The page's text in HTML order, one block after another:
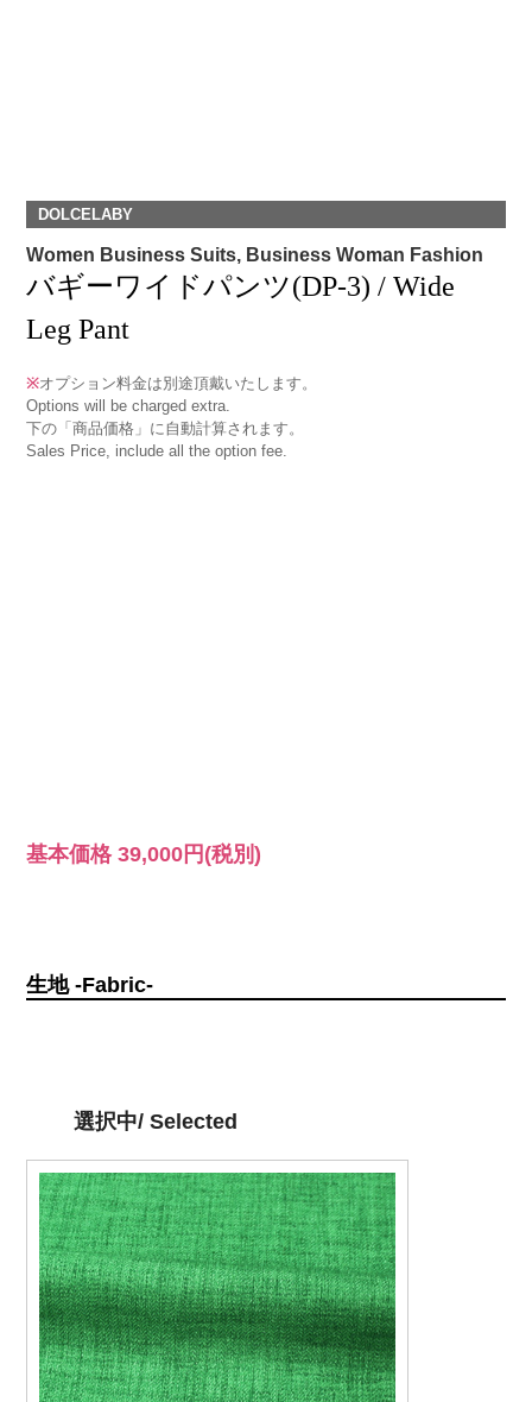
DOLCELABY
Women Business Suits, Business Woman Fashion
バギーワイドパンツ(DP-3) / Wide
Leg Pant
※オプション料金は別途頂戴いたします。
Options will be charged extra.
下の「商品価格」に自動計算されます。
Sales Price, include all the option fee.
基本価格39,000円 (税別)
生地 -Fabric-
選択中/ Selected